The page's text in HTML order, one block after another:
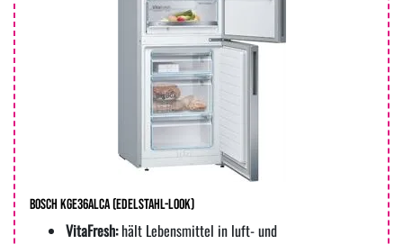
Bosch KGE36ALCA (edelstahl-Look)
VitaFresh:hält Lebensmittel in luft- und